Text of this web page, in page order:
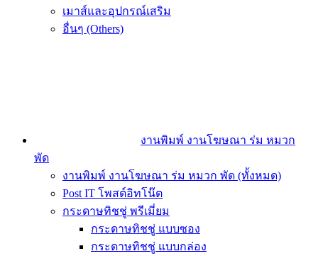
เมาส์และอุปกรณ์เสริม
อื่นๆ (Others)
งานพิมพ์ งานโฆษณา ร่ม หมวก
พัด
งานพิมพ์ งานโฆษณา ร่ม หมวก พัด (ทั้งหมด)
Post IT โพสต์อิทโน๊ต
กระดาษทิชชู่ พรีเมี่ยม
กระดาษทิชชู่ แบบซอง
กระดาษทิชชู่ แบบกล่อง